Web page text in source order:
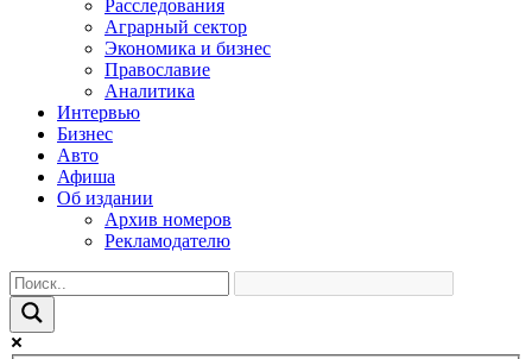
Расследования
Аграрный сектор
Экономика и бизнес
Православие
Аналитика
Интервью
Бизнес
Авто
Афиша
Об издании
Архив номеров
Рекламодателю